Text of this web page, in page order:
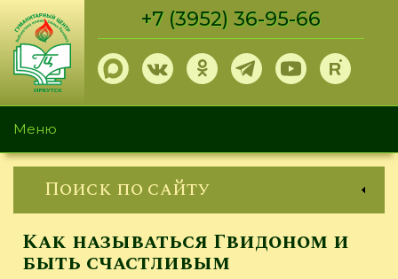
Перейти
основному
содержанию
+7 (3952) 36-95-66
Меню
Поиск по сайту
Как называться Гвидоном и
быть счастливым